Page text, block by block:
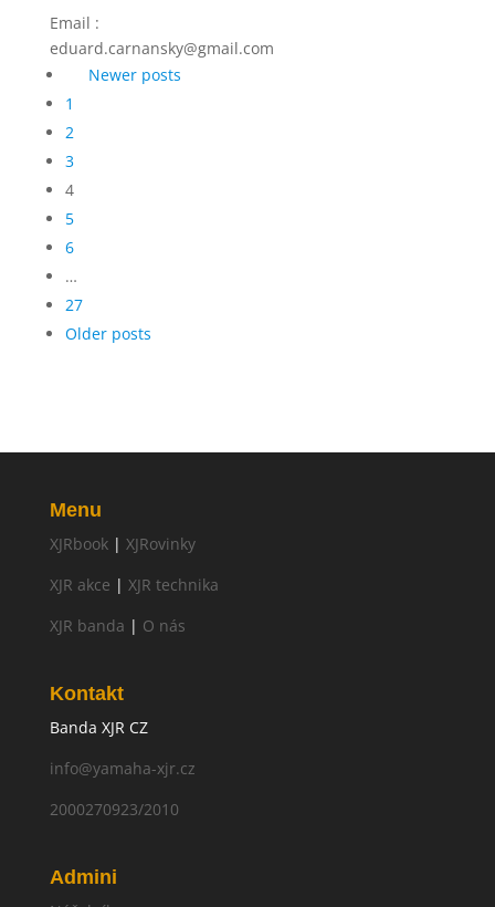
Email :
eduard.carnansky@gmail.com
Navigace
pro
příspěvky
Newer posts
1
2
3
4
5
6
…
27
Older posts
Menu
XJRbook| XJRovinky
XJR akce | XJR technika
XJR banda | O nás
Kontakt
Banda XJR CZ
info@yamaha-xjr.cz
2000270923/2010
Admini